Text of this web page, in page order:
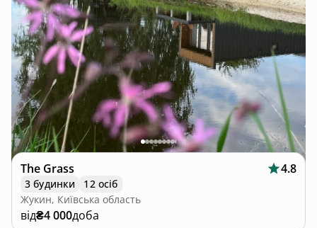
The Grass 4.8
3 будинки
12 осіб
Жукин, Київська область
від₴4 000доба